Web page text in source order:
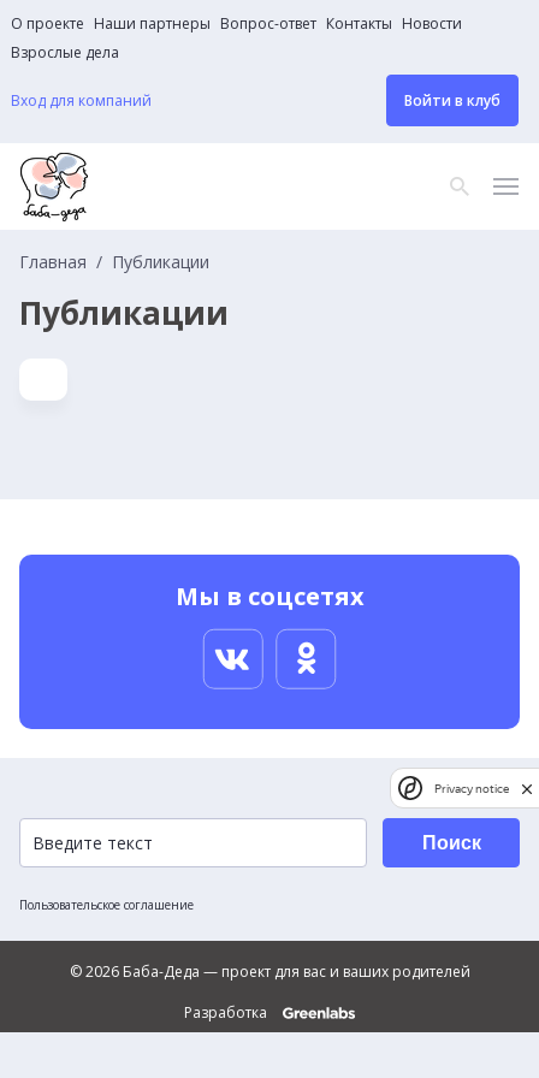
О проекте Наши партнеры Вопрос-ответ Контакты Новости
Взрослые дела
Вход для компаний Войти в клуб
Главная Публикации
Публикации
Мы в соцсетях
Пользовательское соглашение
Поиск
© 2026 Баба-Деда — проект для вас и ваших родителей
Разработка
Privacy notice